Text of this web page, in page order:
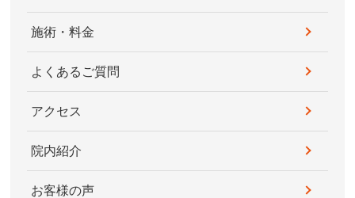
施術・料金
よくあるご質問
アクセス
院内紹介
お客様の声